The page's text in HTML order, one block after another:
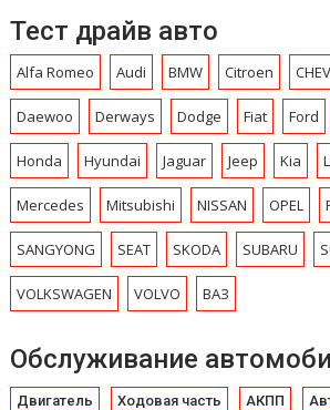
Тест драйв авто
Alfa Romeo Audi BMW Citroen
Daewoo Derways Dodge Fiat Ford
Honda Hyundai Jaguar Jeep Kia
Mercedes Mitsubishi NISSAN OPEL
SANGYONG SEAT SKODA SUBARU
VOLKSWAGEN VOLVO ВАЗ
Обслуживание
Двигатель Ходовая часть АКПП